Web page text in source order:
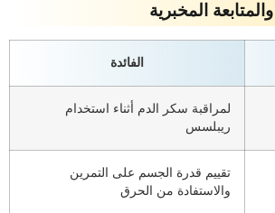
المخبرية
الفائدة
لمراقبة سكر الدم أثناء استخدام
ريبلسس
تقييم قدرة الجسم على التمرين
والاستفادة من الحرق